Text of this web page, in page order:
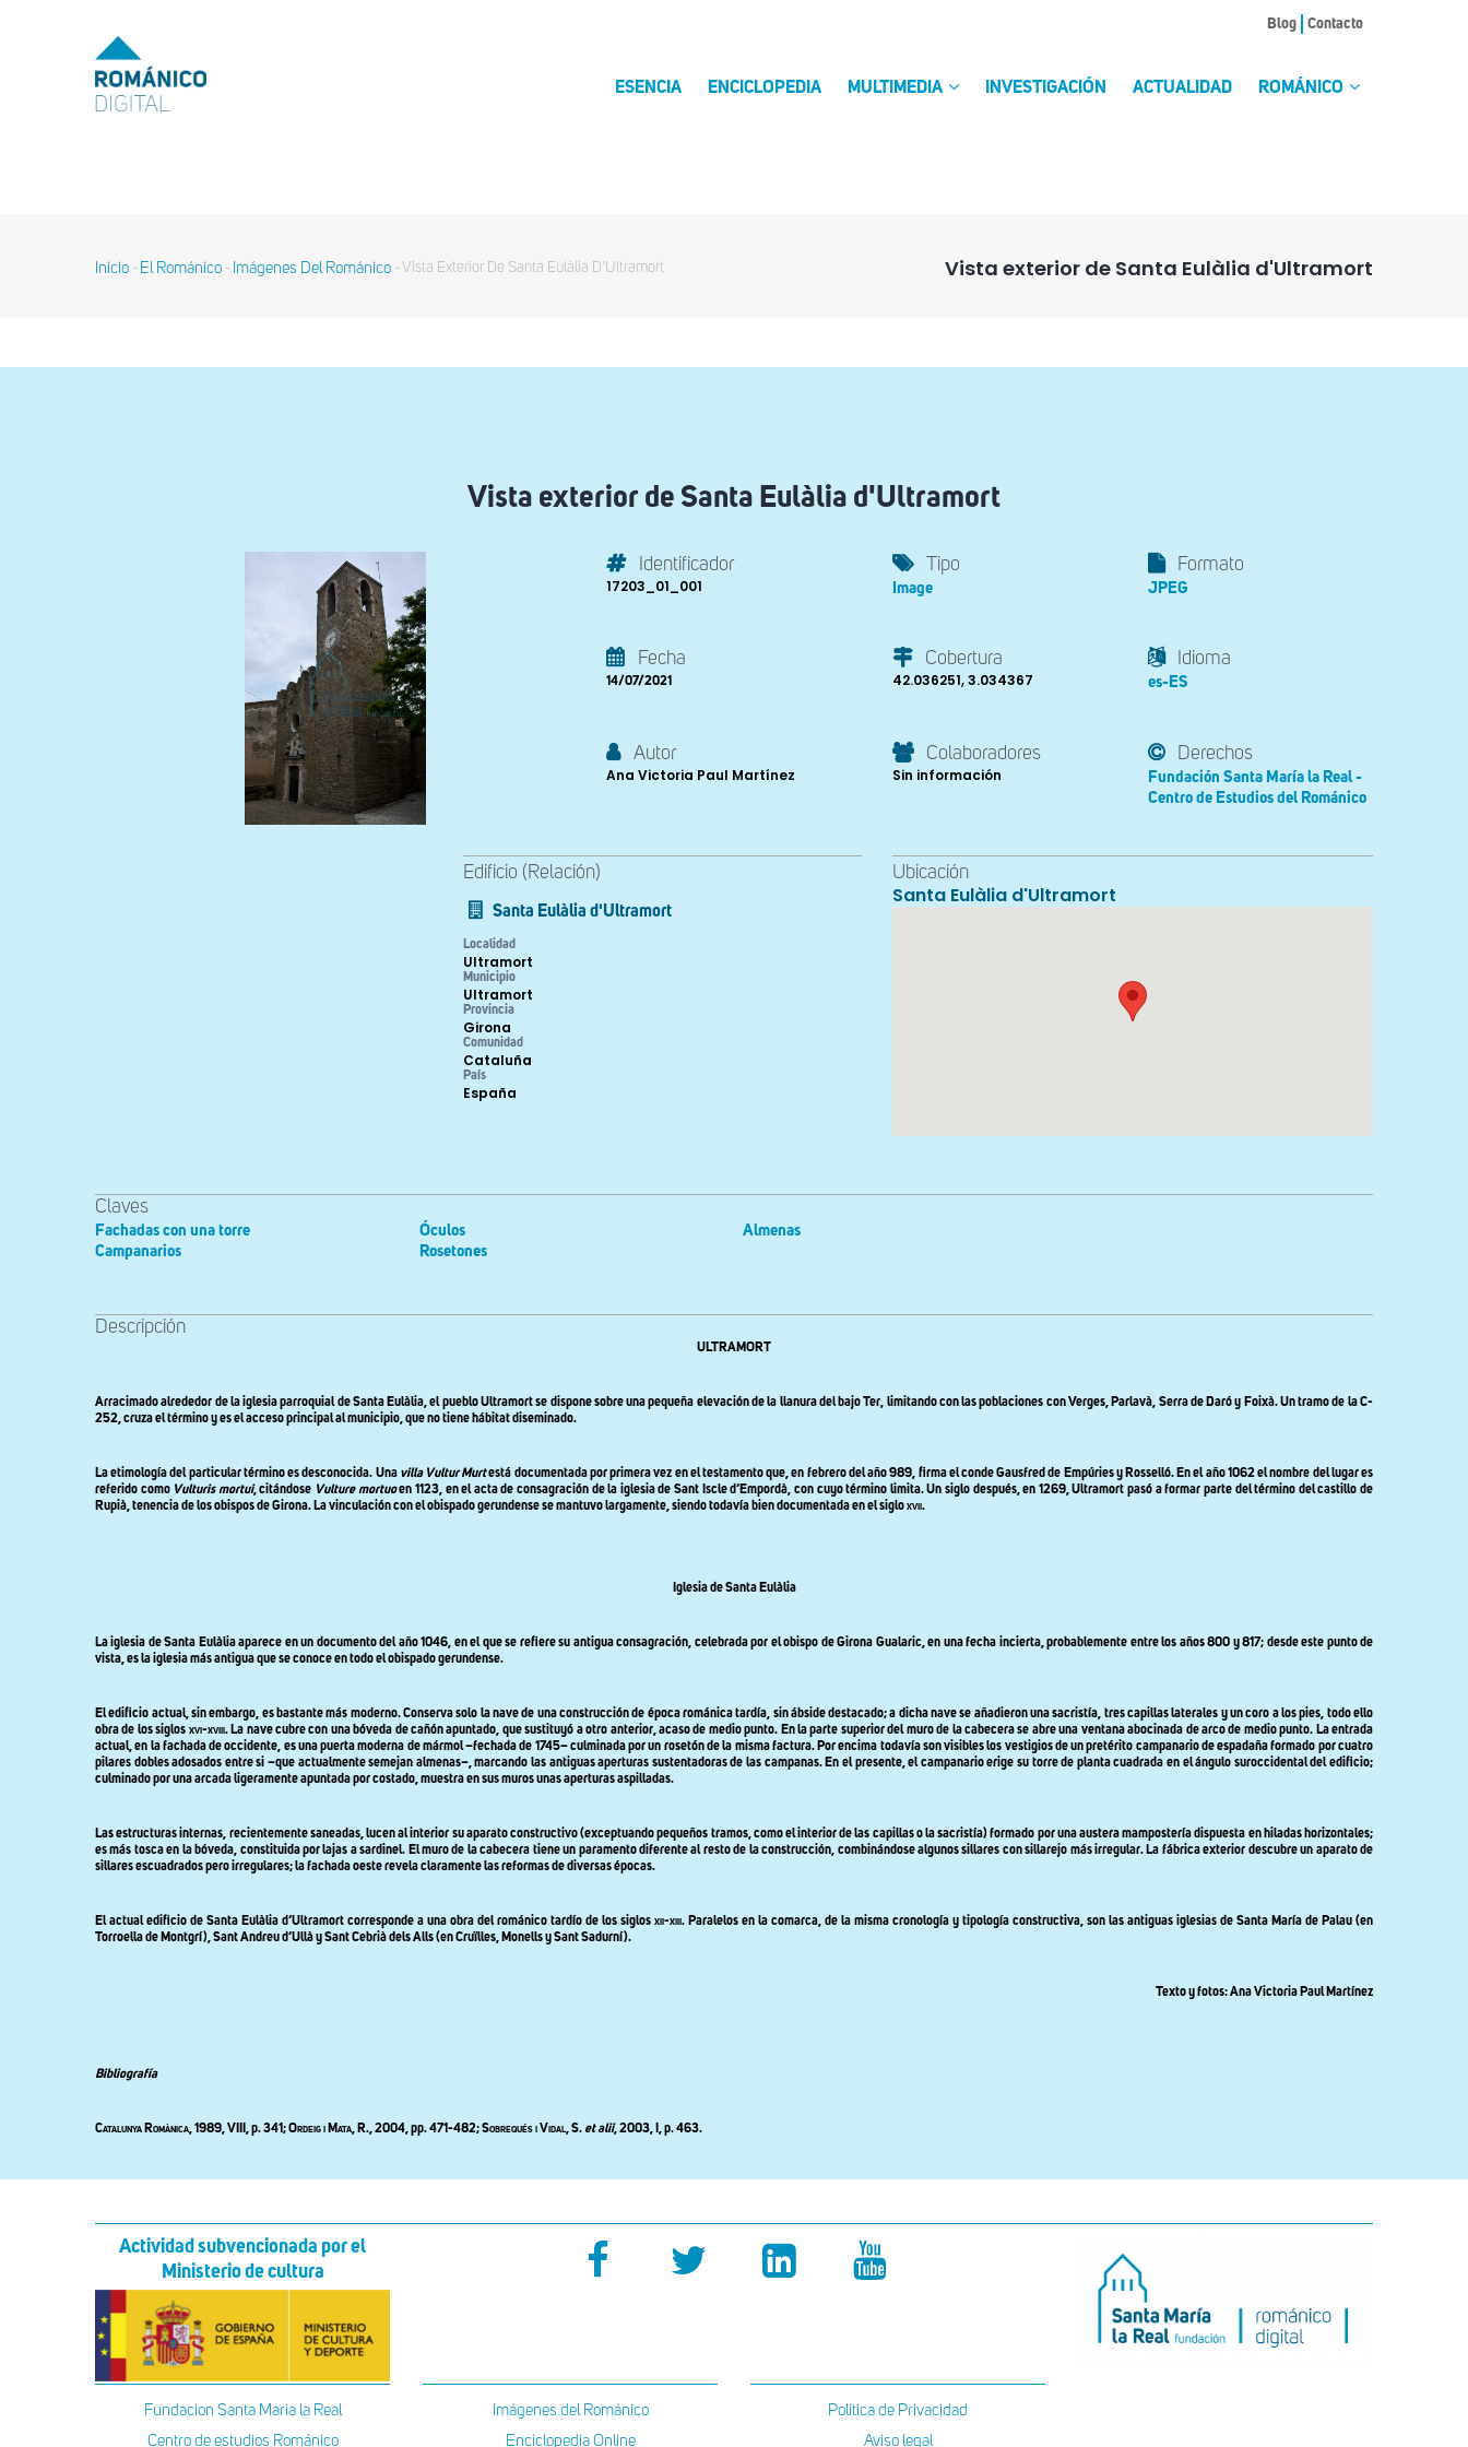
MENU
TOP
Blog Contacto
ESENCIA ENCICLOPEDIA MULTIMEDIA INVESTIGACIÓN ACTUALIDAD ROMÁNICO
Vista exterior de Santa Eulàlia d'Ultramort
Sobrescribir
Inicio - El Románico - Imágenes Del Románico - Vista Exterior De Santa Eulàlia D'Ultramort
Vista exterior de Santa Eulàlia d'Ultramort
Identificador
17203_01_001
Tipo
Image
Formato
JPEG
Fecha
14/07/2021
Cobertura
42.036251, 3.034367
Idioma
es-ES
Autor
Ana Victoria Paul Martínez
Colaboradores
Sin información
Derechos
Fundación Santa María la Real -
Centro de Estudios del Románico
Edificio (Relación)
Santa Eulàlia d'Ultramort
Localidad
Ultramort
Municipio
Ultramort
Provincia
Girona
Comunidad
Cataluña
País
España
Ubicación
Santa Eulàlia d'Ultramort
Claves
Fachadas con una torre
Campanarios
Óculos
Rosetones
Almenas
Descripción
ULTRAMORT
Arracimado alrededor de la iglesia parroquial de Santa Eulàlia, el pueblo Ultramort se dispone sobre una pequeña elevación de la llanura del bajo Ter, limitando con las poblaciones con Verges, Parlavà, Serra de Daró y Foixà. Un tramo de la C-
252, cruza el término y es el acceso principal al municipio, que no tiene hábitat diseminado.
La etimología del particular término es desconocida. Una villa Vultur Murtestá documentada por primera vez en el testamento que, en febrero del año 989, firma el conde Gausfred de Empúries y Rosselló. En el año 1062 el nombre del lugar es
referido como Vulturis mortui, citándose Vulture mortuoen 1123, en el acta de consagración de la iglesia de Sant Iscle d’Empordà, con cuyo término limita. Un siglo después, en 1269, Ultramort pasó a formar parte del término del castillo de
Rupià, tenencia de los obispos de Girona. La vinculación con el obispado gerundense se mantuvo largamente, siendo todavía bien documentada en el sigloxvii.
Iglesia de Santa Eulàlia
La iglesia de Santa Eulàlia aparece en un documento del año 1046, en el que se refiere su antigua consagración, celebrada por el obispo de Girona Gualaric, en una fecha incierta, probablemente entre los años 800 y 817; desde este punto de
vista, es la iglesia más antigua que se conoce en todo el obispado gerundense.
El edificio actual, sin embargo, es bastante más moderno. Conserva solo la nave de una construcción de época románica tardía, sin ábside destacado; a dicha nave se añadieron una sacristía, tres capillas laterales y un coro a los pies, todo ello
obra de los siglos xvi-xviii. La nave cubre con una bóveda de cañón apuntado, que sustituyó a otro anterior, acaso de medio punto. En la parte superior del muro de la cabecera se abre una ventana abocinada de arco de medio punto. La entrada
actual, en la fachada de occidente, es una puerta moderna de mármol –fechada de 1745– culminada por un rosetón de la misma factura. Por encima todavía son visibles los vestigios de un pretérito campanario de espadaña formado por cuatro
pilares dobles adosados entre si –que actualmente semejan almenas–, marcando las antiguas aperturas sustentadoras de las campanas. En el presente, el campanario erige su torre de planta cuadrada en el ángulo suroccidental del edificio;
culminado por una arcada ligeramente apuntada por costado, muestra en sus muros unas aperturas aspilladas.
Las estructuras internas, recientemente saneadas, lucen al interior su aparato constructivo (exceptuando pequeños tramos, como el interior de las capillas o la sacristía) formado por una austera mampostería dispuesta en hiladas horizontales;
es más tosca en la bóveda, constituida por lajas a sardinel. El muro de la cabecera tiene un paramento diferente al resto de la construcción, combinándose algunos sillares con sillarejo más irregular. La fábrica exterior descubre un aparato de
sillares escuadrados pero irregulares; la fachada oeste revela claramente las reformas de diversas épocas.
El actual edificio de Santa Eulàlia d’Ultramort corresponde a una obra del románico tardío de los siglos xii-xiii. Paralelos en la comarca, de la misma cronología y tipología constructiva, son las antiguas iglesias de Santa María de Palau (en
Torroella de Montgrí), Sant Andreu d’Ullà y Sant Cebrià dels Alls (en Cruïlles, Monells y Sant Sadurní).
Texto y fotos: Ana Victoria Paul Martínez
Bibliografía
Catalunya Romànica, 1989, VIII, p. 341;Ordeig i Mata, R., 2004, pp. 471-482;Sobrequés i Vidal, S. et alii,2003, I, p. 463.
Actividad subvencionada por el
Ministerio de cultura
Fundacion Santa Maria la Real
Centro de estudios Románico
Imágenes del Románico
Enciclopedia Online
Política de Privacidad
Aviso legal